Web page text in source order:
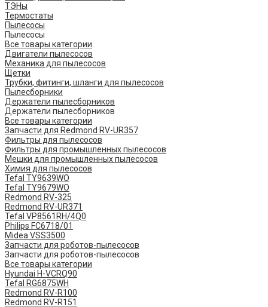
ТЭНы
Термостаты
Пылесосы
Пылесосы
Все товары категории
Двигатели пылесосов
Механика для пылесосов
Щетки
Трубки, фитинги, шланги для пылесосов
Пылесборники
Держатели пылесборников
Держатели пылесборников
Все товары категории
Запчасти для Redmond RV-UR357
Фильтры для пылесосов
Фильтры для промышленных пылесосов
Мешки для промышленных пылесосов
Химия для пылесосов
Tefal TY9639WO
Tefal TY9679WO
Redmond RV-325
Redmond RV-UR371
Tefal VP8561RH/4Q0
Philips FC6718/01
Midea VSS3500
Запчасти для роботов-пылесосов
Запчасти для роботов-пылесосов
Все товары категории
Hyundai H-VCRQ90
Tefal RG6875WH
Redmond RV-R100
Redmond RV-R151